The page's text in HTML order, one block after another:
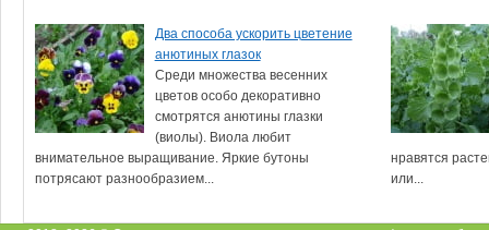
Два способа ускорить цветение
анютиных глазок
Среди множества весенних
цветов особо декоративно
смотрятся анютины глазки
(виолы). Виола любит
внимательное выращивание. Яркие бутоны
потрясают разнообразием...
нравятся
или...